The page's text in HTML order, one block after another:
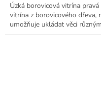
Úzká borovicová vitrína
vitrína z borovicového dřeva,
umožňuje ukládat věci